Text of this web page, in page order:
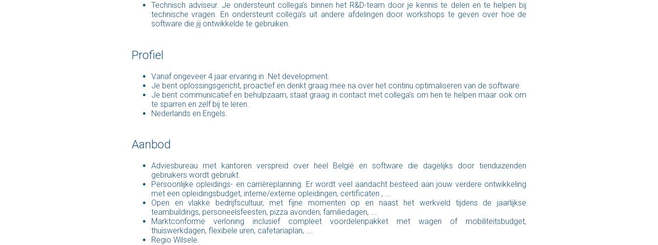
Technisch adviseur. Je ondersteunt collega’s binnen het R&D-team door je kennis te delen en te helpen bij
technische vragen. En ondersteunt collega’s uit andere afdelingen door workshops te geven over hoe de
software die jij ontwikkelde te gebruiken.
Profiel
Vanaf ongeveer 4 jaar ervaring in .Net development.
Je bent oplossingsgericht, proactief en denkt graag mee na over het continu optimaliseren van de software.
Je bent communicatief en behulpzaam, staat graag in contact met collega’s om hen te helpen maar ook om
te sparren en zelf bij te leren.
Nederlands en Engels.
Aanbod
Adviesbureau met kantoren verspreid over heel België en software die dagelijks door tienduizenden
gebruikers wordt gebruikt.
Persoonlijke opleidings- en carrièreplanning. Er wordt veel aandacht besteed aan jouw verdere ontwikkeling
met een opleidingsbudget, interne/externe opleidingen, certificaten , ….
Open en vlakke bedrijfscultuur, met fijne momenten op en naast het werkveld tijdens de jaarlijkse
teambuildings, personeelsfeesten, pizza avonden, familiedagen, ….
Marktconforme verloning inclusief compleet voordelenpakket met wagen of mobiliteitsbudget,
thuiswerkdagen, flexibele uren, cafetariaplan, ….
Regio Wilsele.